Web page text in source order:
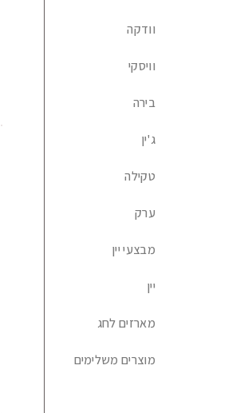
וודקה
וויסקי
בירה
ג'ין
טקילה
ערק
מבצעי יין
יין
מארזים לחג
מוצרים משלימים